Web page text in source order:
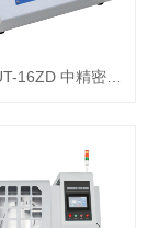
16ZD 中精密金